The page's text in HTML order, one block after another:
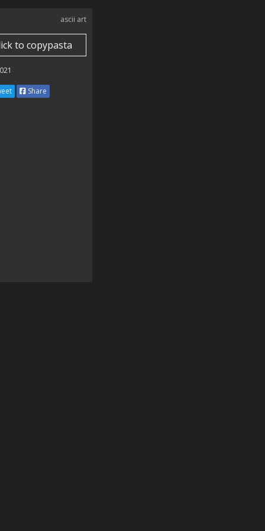
ascii art
to copypasta
Share